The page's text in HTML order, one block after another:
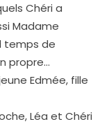
Chéri a
Madame
temps de
propre…
Edmée, fille
Léa et Chéri